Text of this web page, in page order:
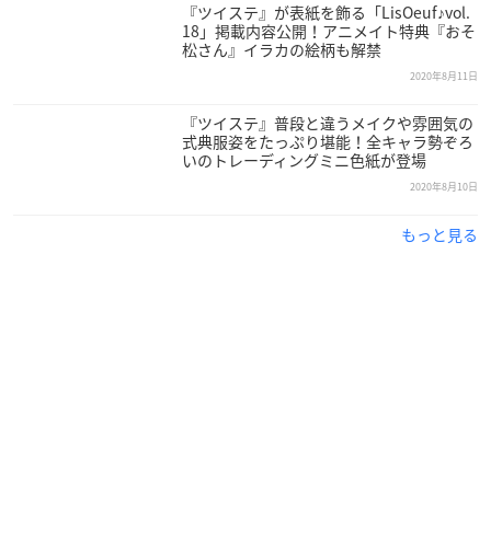
『ツイステ』が表紙を飾る「LisOeuf♪vol.
18」掲載内容公開！アニメイト特典『おそ
松さん』イラカの絵柄も解禁
2020年8月11日
『ツイステ』普段と違うメイクや雰囲気の
式典服姿をたっぷり堪能！全キャラ勢ぞろ
いのトレーディングミニ色紙が登場
2020年8月10日
もっと見る